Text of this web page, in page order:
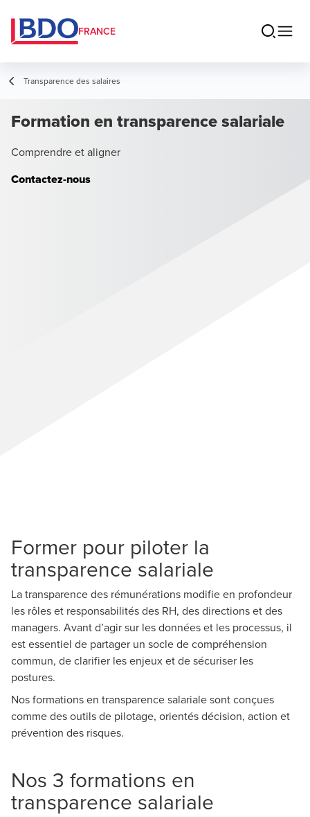
FRANCE
Transparence des salaires
Formation en transparence salariale
Comprendre et aligner
Contactez-nous
Former pour piloter la
transparence salariale
La transparence des rémunérations modifie en profondeur
les rôles et responsabilités des RH, des directions et des
managers. Avant d’agir sur les données et les processus, il
est essentiel de partager un socle de compréhension
commun, de clarifier les enjeux et de sécuriser les
postures.
Nos formations en transparence salariale sont conçues
comme des outils de pilotage, orientés décision, action et
prévention des risques.
Nos 3 formations en
transparence salariale